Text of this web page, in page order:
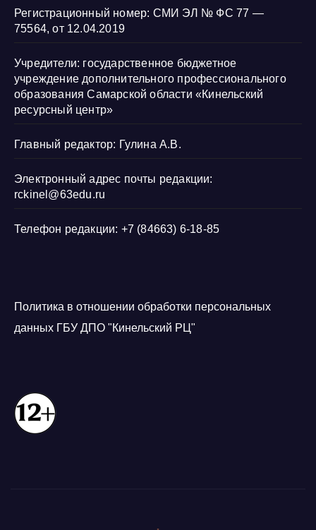
Регистрационный номер: СМИ ЭЛ № ФС 77 —
75564, от 12.04.2019
Учредители: государственное бюджетное
учреждение дополнительного профессионального
образования Самарской области «Кинельский
ресурсный центр»
Главный редактор: Гулина А.В.
Электронный адрес почты редакции:
rckinel@63edu.ru
Телефон редакции: +7 (84663) 6-18-85
Политика в отношении обработки персональных
данных ГБУ ДПО "Кинельский РЦ"